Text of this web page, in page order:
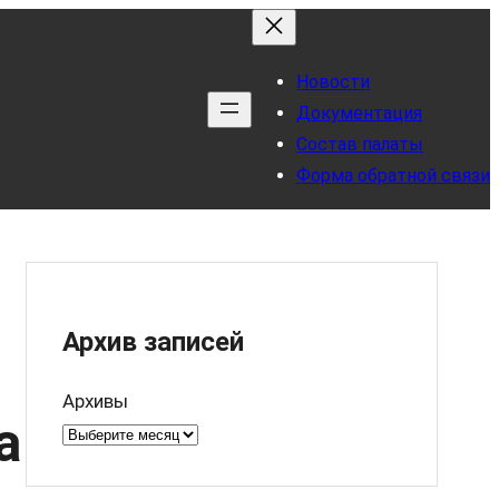
Новости
Документация
Состав палаты
Форма обратной связи
Архив записей
Архивы